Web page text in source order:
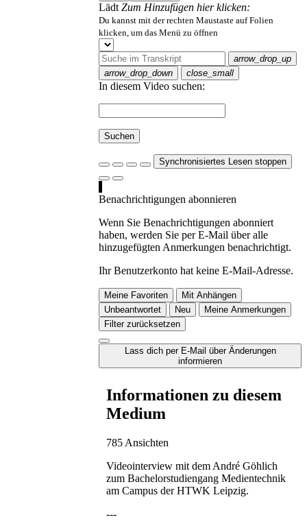
Lädt Zum Hinzufügen hier klicken:
Du kannst mit der rechten Maustaste auf Folien
klicken, um das Menü zu öffnen
arrow_drop_up
arrow_drop_down
close_small
In diesem Video suchen:
Suchen
Synchronisiertes Lesen stoppen
Benachrichtigungen abonnieren
Wenn Sie Benachrichtigungen abonniert
haben, werden Sie per E-Mail über alle
hinzugefügten Anmerkungen benachrichtigt.
Ihr Benutzerkonto hat keine E-Mail-Adresse.
Meine Favoriten
Mit Anhängen
Unbeantwortet
Neu
Meine Anmerkungen
Filter zurücksetzen
Lass dich per E-Mail über Änderungen
informieren
Informationen zu diesem
Medium
785 Ansichten
Videointerview mit dem André Göhlich
zum Bachelorstudiengang Medientechnik
am Campus der HTWK Leipzig.
---